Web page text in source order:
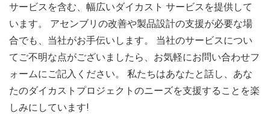
サービスを含む、幅広いダイカスト サービスを提供して
います。 アセンブリの改善や製品設計の支援が必要な場
合でも、当社がお手伝いします。 当社のサービスについ
てご不明な点がございましたら、お気軽にお問い合わせフ
ォームにご記入ください。 私たちはあなたと話し、あな
たのダイカストプロジェクトのニーズを支援することを楽
しみにしています!